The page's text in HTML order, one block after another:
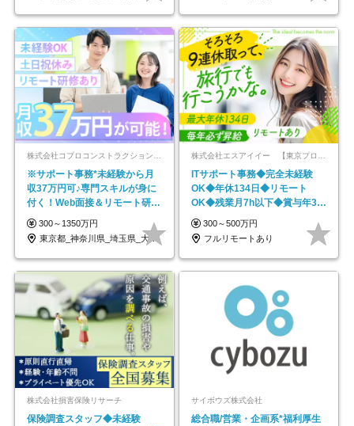
※サポート事務*未経験から月
収37万円可♪専門スキルが身に
付く！Web面接＆リモート研修
も充実♪/a
300～1350万円
東京都_神奈川県_埼玉県_大阪府_愛知県…
ITサポート事務◆完全未経験
OK◆年休134日◆リモート
OK◆残業月7h以下◆賞与年3回
◆5年目まで必ず昇給
300～500万円
フルリモートあり
株式会社損害保険リサーチ
保険調査スタッフ◆未経験
サイボウズ株式会社
総合職/営業・企画系*福利厚生